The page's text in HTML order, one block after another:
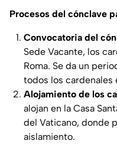
Procesos del cónclave
Convocatoria del
Sede Vacante, los
Roma. Se da un
todos los cardenales
Alojamiento de los
alojan en la Casa
del Vaticano, donde
aislamiento.